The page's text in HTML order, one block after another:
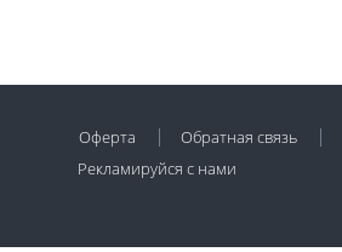
Оферта Обратная связь
Рекламируйся с нами